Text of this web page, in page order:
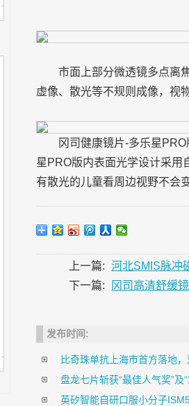
市面上部分微透镜多点离
虚像、散光等不规则成像，视
冈司健康镜片-多乐星
星PRO版内表面光学设计采用
有散光的儿童看周边视野不会
上一篇:
河北SMIS脉冲
下一篇:
冈司高清舒缓
发布时间:
比奇珠单抗上海市首方落地，
盘龙七片斩获“最佳人气奖”及
英矽智能自研口服小分子